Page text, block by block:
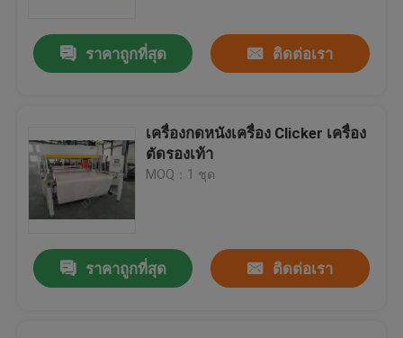
สินค้า
เกี่ยวกับเรา
ทัวร์โรงงาน
ราคาถูกที่สุด ติดต่อเรา
เครื่องกดหนังเครื่อง Clicker เครื่อง
ตัดรองเท้า
MOQ：1 ชุด
ราคาถูกที่สุด ติดต่อเรา